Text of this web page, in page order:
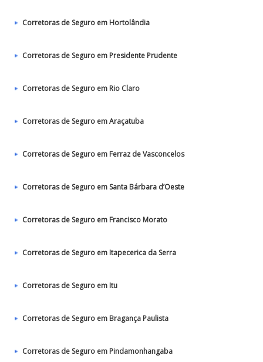
Corretoras de Seguro em Hortolândia
Corretoras de Seguro em Presidente Prudente
Corretoras de Seguro em Rio Claro
Corretoras de Seguro em Araçatuba
Corretoras de Seguro em Ferraz de Vasconcelos
Corretoras de Seguro em Santa Bárbara d’Oeste
Corretoras de Seguro em Francisco Morato
Corretoras de Seguro em Itapecerica da Serra
Corretoras de Seguro em Itu
Corretoras de Seguro em Bragança Paulista
Corretoras de Seguro em Pindamonhangaba